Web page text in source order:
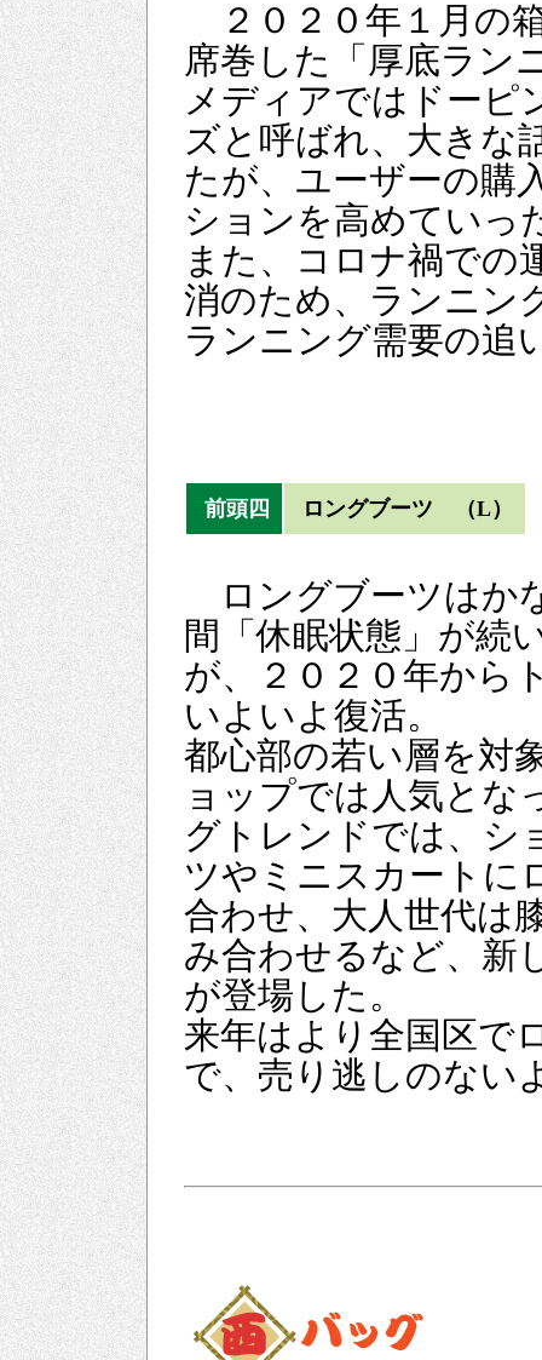
２０２０年１月の
席巻した「厚底ラン
メディアではドーピ
ズと呼ばれ、大きな
たが、ユーザーの購
ションを高めていっ
また、コロナ禍での
消のため、ランニン
ランニング需要の追
前頭四 ロングブーツ （L）
ロングブーツはか
間「休眠状態」が続
が、２０２０年から
いよいよ復活。
都心部の若い層を対
ョップでは人気とな
グトレンドでは、シ
ツやミニスカートに
合わせ、大人世代は
み合わせるなど、新
が登場した。
来年はより全国区で
で、売り逃しのない